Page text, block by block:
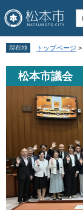
ペ
す
。
メ
し
て
本
文
現在地 トップページ >
松本市議会